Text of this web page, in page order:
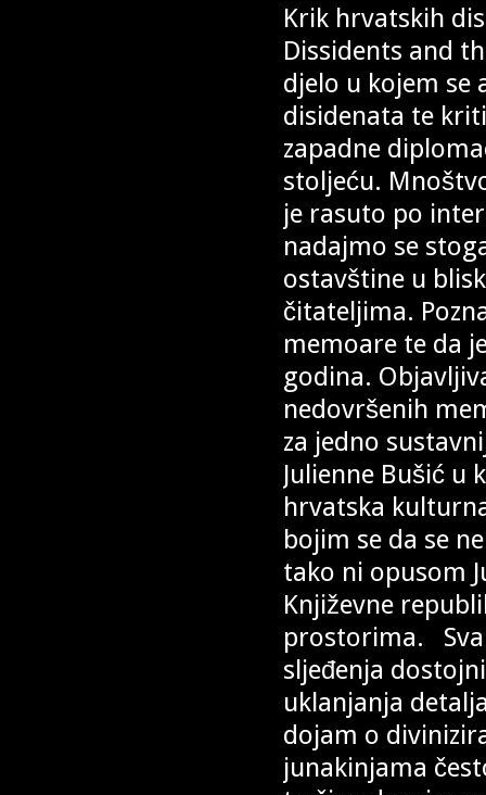
Krik hrvatskih
Dissidents and
djelo u kojem
disidenata te
zapadne
stoljeću.
je rasuto po
nadajmo se
ostavštine u
čitateljima.
memoare te da
godina.
nedovršenih
za jedno
Julienne Bušić u
hrvatska
bojim se da se
tako ni opusom
Književne
prostorima.
sljeđenja
uklanjanja
dojam o
junakinjama